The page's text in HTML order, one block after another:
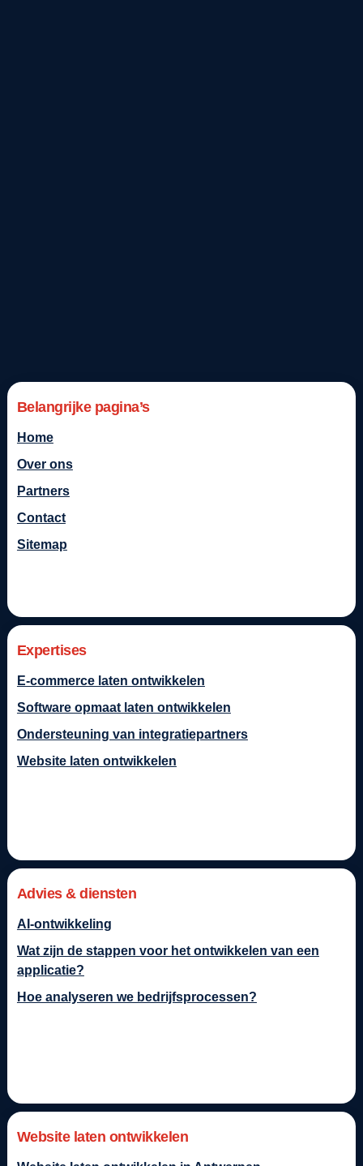
Belangrijke pagina’s
Home
Over ons
Partners
Contact
Sitemap
Expertises
E-commerce laten ontwikkelen
Software opmaat laten ontwikkelen
Ondersteuning van integratiepartners
Website laten ontwikkelen
Advies & diensten
AI-ontwikkeling
Wat zijn de stappen voor het ontwikkelen van een
applicatie?
Hoe analyseren we bedrijfsprocessen?
Website laten ontwikkelen